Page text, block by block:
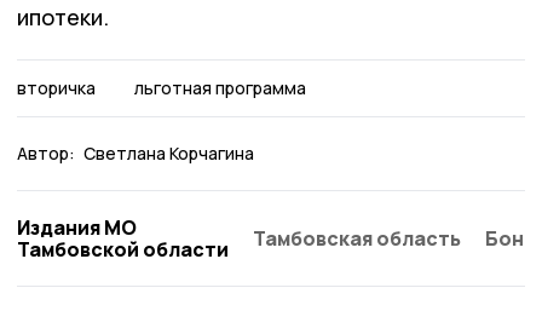
ипотеки.
вторичка льготная программа
Автор: Светлана Корчагина
Издания МО
Тамбовской области
Тамбовская область